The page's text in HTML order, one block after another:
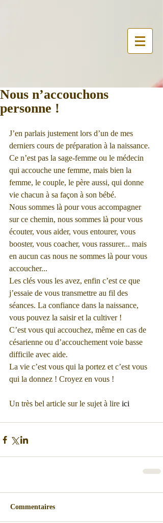
Nous n’accouchons
personne !
J’en parlais justement lors d’un de mes
derniers cours de préparation à la naissance.
Ce n’est pas la sage-femme ou le médecin
qui accouche une femme, mais bien la
femme, le couple, le père aussi, qui donne
vie chacun à sa façon à son bébé.
Nous sommes là pour vous accompagner
sur ce chemin, nous sommes là pour vous
écouter, vous aider, vous entourer, vous
booster, vous coacher, vous rassurer... mais
en aucun cas nous ne sommes là pour vous
accoucher...
Les clés vous les avez, enfin c’est ce que
j’essaie de vous transmettre au fil des
séances. La confiance dans la naissance,
vous pouvez la saisir et la cultiver !
C’est vous qui accouchez, même en cas de
césarienne ou d’accouchement voie basse
difficile avec aide.
La vie c’est vous qui la portez et c’est vous
qui la donnez ! Croyez en vous !
Un très bel article sur le sujet à lire ici
Commentaires